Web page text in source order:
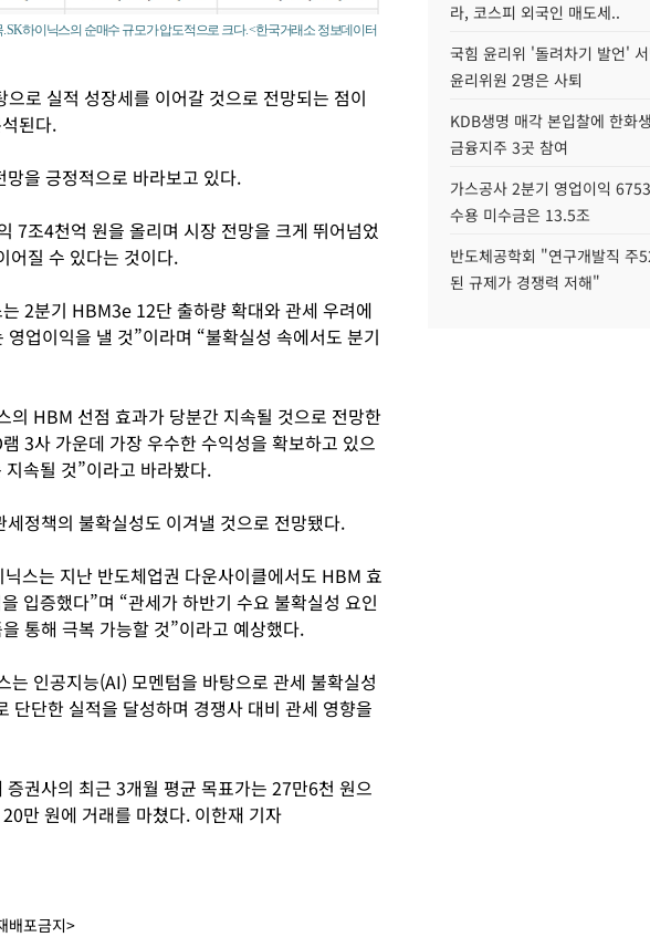
하이닉스의 순매수 규모가 압도적으로 크다. <한국거래소 정보데이터
로 실적 성장세를 이어갈 것으로 전망되는 점이
된다.
을 긍정적으로 바라보고 있다.
7조4천억 원을 올리며 시장 전망을 크게 뛰어넘었
어질 수 있다는 것이다.
2분기 HBM3e 12단 출하량 확대와 관세 우려에
업이익을 낼 것”이라며 “불확실성 속에서도 분기
의 HBM 선점 효과가 당분간 지속될 것으로 전망한
3사 가운데 가장 우수한 수익성을 확보하고 있으
속될 것”이라고 바라봤다.
정책의 불확실성도 이겨낼 것으로 전망됐다.
스는 지난 반도체업권 다운사이클에서도 HBM 효
입증했다”며 “관세가 하반기 수요 불확실성 요인
통해 극복 가능할 것”이라고 예상했다.
는 인공지능(AI) 모멘텀을 바탕으로 관세 불확실성
단단한 실적을 달성하며 경쟁사 대비 관세 영향을
권사의 최근 3개월 평균 목표가는 27만6천 원으
만 원에 거래를 마쳤다. 이한재 기자
배포금지>
라, 코스피 외국인 매도세..
국힘 윤리위 '돌려차기 발언'
윤리위원 2명은 사퇴
KDB생명 매각 본입찰에 한화
금융지주 3곳 참여
가스공사 2분기 영업이익
수용 미수금은 13.5조
반도체공학회 "연구개발직 주
된 규제가 경쟁력 저해"